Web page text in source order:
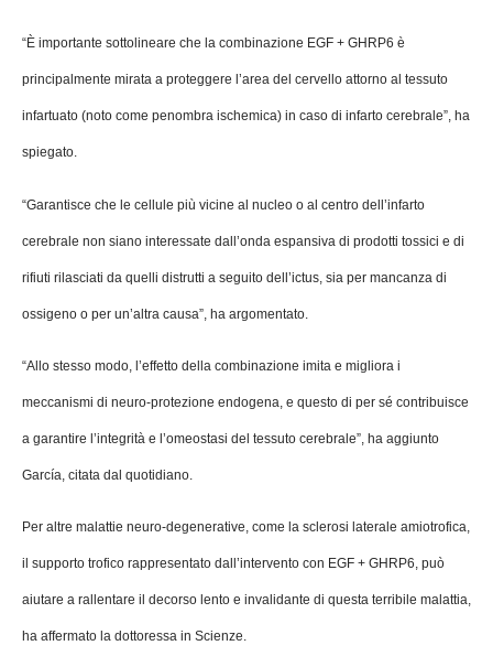
“È importante sottolineare che la combinazione EGF + GHRP6 è
principalmente mirata a proteggere l’area del cervello attorno al tessuto
infartuato (noto come penombra ischemica) in caso di infarto cerebrale”, ha
spiegato.
“Garantisce che le cellule più vicine al nucleo o al centro dell’infarto
cerebrale non siano interessate dall’onda espansiva di prodotti tossici e di
rifiuti rilasciati da quelli distrutti a seguito dell’ictus, sia per mancanza di
ossigeno o per un’altra causa”, ha argomentato.
“Allo stesso modo, l’effetto della combinazione imita e migliora i
meccanismi di neuro-protezione endogena, e questo di per sé contribuisce
a garantire l’integrità e l’omeostasi del tessuto cerebrale”, ha aggiunto
García, citata dal quotidiano.
Per altre malattie neuro-degenerative, come la sclerosi laterale amiotrofica,
il supporto trofico rappresentato dall’intervento con EGF + GHRP6, può
aiutare a rallentare il decorso lento e invalidante di questa terribile malattia,
ha affermato la dottoressa in Scienze.